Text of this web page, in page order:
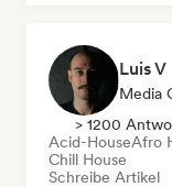
Luis V
Media
> 1200
Acid-HouseAfro
Chill House
Schreibe Artikel